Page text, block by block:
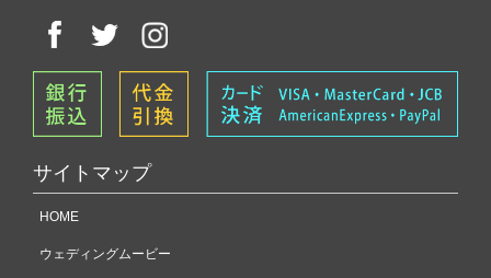
サイトマップ
HOME
ウェディングムービー